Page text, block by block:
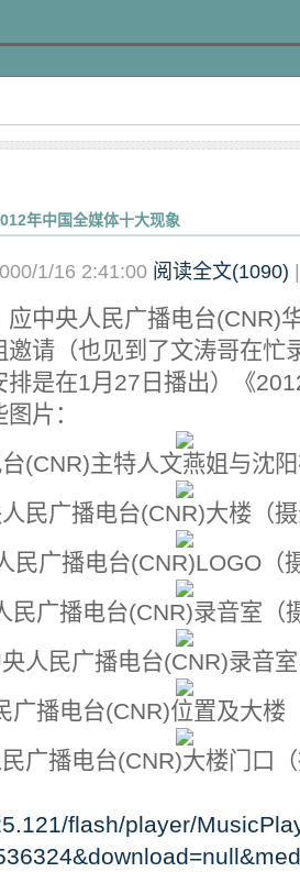
年中国全媒体十大现象
1/16 2:41:00 阅读全文(1090)
中央人民广播电台(CNR)
邀请（也见到了文涛哥在忙
排是在1月27日播出）《
片：
(CNR)主特人文燕姐与沈
民广播电台(CNR)大楼（
民广播电台(CNR)LOGO（
民广播电台(CNR)录音室（
人民广播电台(CNR)录音
广播电台(CNR)位置及大楼
广播电台(CNR)大楼门口
flash/player/